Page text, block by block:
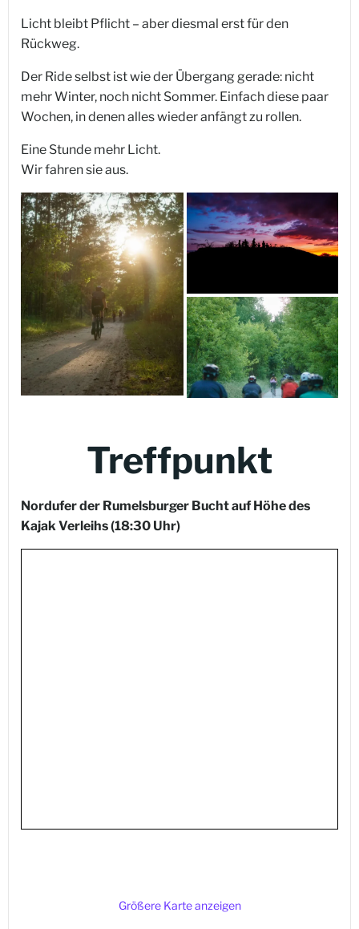
Licht bleibt Pflicht – aber diesmal erst für den
Rückweg.
Der Ride selbst ist wie der Übergang gerade: nicht
mehr Winter, noch nicht Sommer. Einfach diese paar
Wochen, in denen alles wieder anfängt zu rollen.
Eine Stunde mehr Licht.
Wir fahren sie aus.
Treffpunkt
Nordufer der Rumelsburger Bucht auf Höhe des
Kajak Verleihs(18:30 Uhr)
Größere Karte anzeigen